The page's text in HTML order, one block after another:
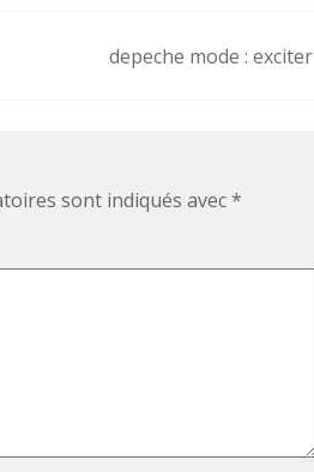
depeche mode : exciter
sont indiqués avec*